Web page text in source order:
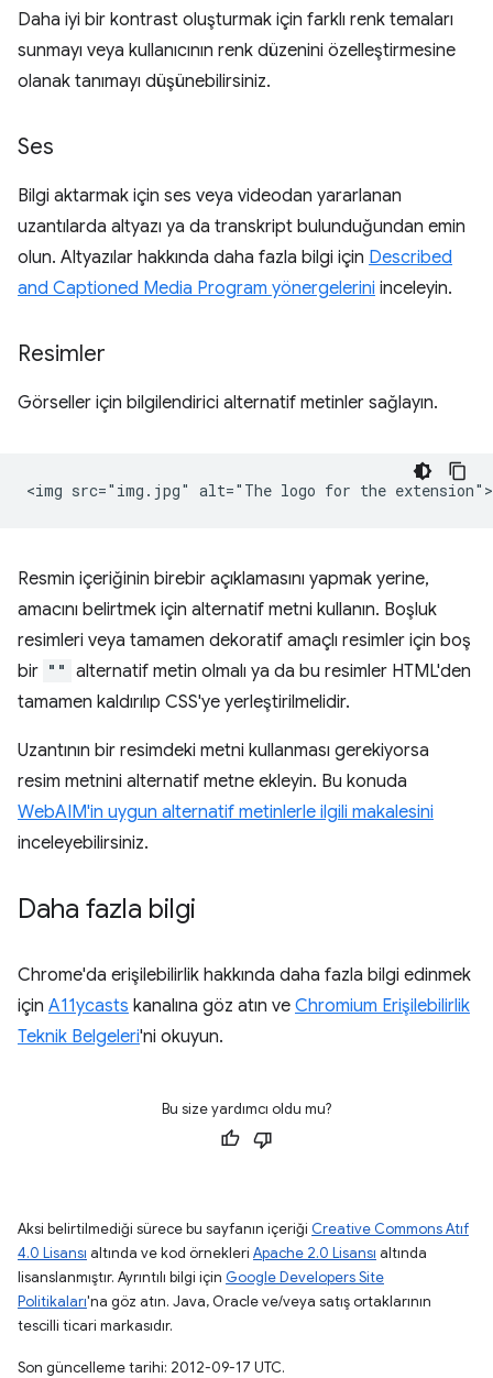
Daha iyi bir kontrast oluşturmak için farklı renk temaları
sunmayı veya kullanıcının renk düzenini özelleştirmesine
olanak tanımayı düşünebilirsiniz.
Ses
Bilgi aktarmak için ses veya videodan yararlanan
uzantılarda altyazı ya da transkript bulunduğundan emin
olun. Altyazılar hakkında daha fazla bilgi için Described
and Captioned Media Program yönergelerini inceleyin.
Resimler
Görseller için bilgilendirici alternatif metinler sağlayın.
Resmin içeriğinin birebir açıklamasını yapmak yerine,
amacını belirtmek için alternatif metni kullanın. Boşluk
resimleri veya tamamen dekoratif amaçlı resimler için boş
bir "" alternatif metin olmalı ya da bu resimler HTML'den
tamamen kaldırılıp CSS'ye yerleştirilmelidir.
Uzantının bir resimdeki metni kullanması gerekiyorsa
resim metnini alternatif metne ekleyin. Bu konuda
WebAIM'in uygun alternatif metinlerle ilgili makalesini
inceleyebilirsiniz.
Daha fazla bilgi
Chrome'da erişilebilirlik hakkında daha fazla bilgi edinmek
için A11ycasts kanalına göz atın ve Chromium Erişilebilirlik
Teknik Belgeleri'ni okuyun.
Bu size yardımcı oldu mu?
Aksi belirtilmediği sürece bu sayfanın içeriği Creative Commons Atıf
4.0 Lisansı altında ve kod örnekleri Apache 2.0 Lisansı altında
lisanslanmıştır. Ayrıntılı bilgi için Google Developers Site
Politikaları'na göz atın. Java, Oracle ve/veya satış ortaklarının
tescilli ticari markasıdır.
Son güncelleme tarihi: 2012-09-17 UTC.